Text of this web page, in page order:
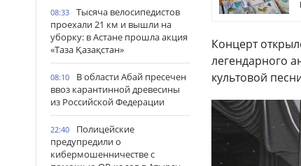
08:33
Тысяча велосипедистов
проехали 21 км и вышли на
уборку: в Астане прошла акция
«Таза Қазақстан»
08:10
В области Абай пресечен
ввоз карантинной древесины
из Российской Федерации
22:40
Полицейские
предупредили о
кибермошенничестве с
Концерт
легендарного
культовой